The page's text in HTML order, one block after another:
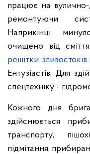
працює на
ремонтуючи
Наприкінці
очищено від
решітки зливостоків
Ентузіастів. Для
спецтехніку -
Кожного дня
здійснюється
транспорту,
підмітання,